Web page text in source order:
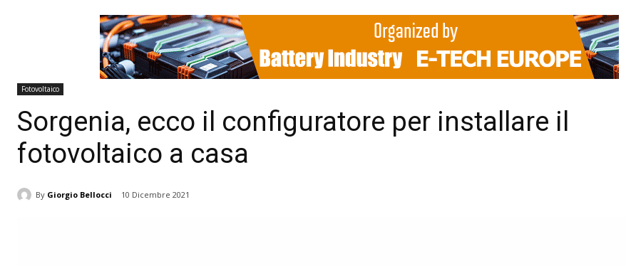
Fotovoltaico
Sorgenia, ecco il configuratore per installare il
fotovoltaico a casa
By Giorgio Bellocci 10 Dicembre 2021